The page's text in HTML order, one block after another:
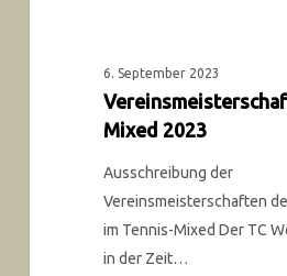
6. September 2023
Mixed 2023
Ausschreibung der
Vereinsmeisterschaften
im Tennis-Mixed Der TC
in der Zeit…